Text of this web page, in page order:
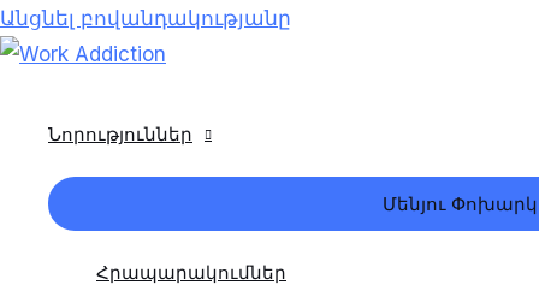
Անցնել բովանդակությանը
Նորություններ
Մենյու
Հրապարակումներ